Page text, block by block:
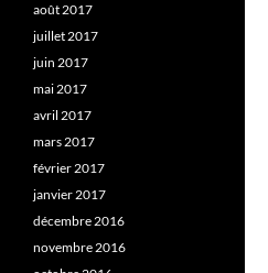
août 2017
juillet 2017
juin 2017
mai 2017
avril 2017
mars 2017
février 2017
janvier 2017
décembre 2016
novembre 2016